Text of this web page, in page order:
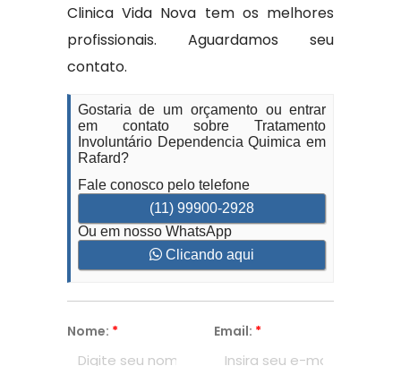
Clinica Vida Nova tem os melhores
profissionais. Aguardamos seu
contato.
Gostaria de um orçamento ou entrar
em contato sobre Tratamento
Involuntário Dependencia Quimica em
Rafard?
Fale conosco pelo telefone
(11) 99900-2928
Ou em nosso WhatsApp
Clicando aqui
Nome: * Email: *